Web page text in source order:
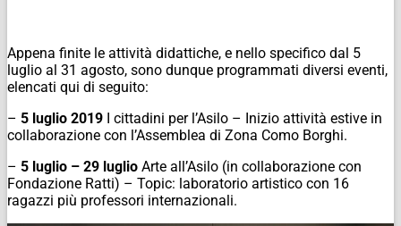
Appena finite le attività didattiche, e nello specifico dal 5
luglio al 31 agosto, sono dunque programmati diversi eventi,
elencati qui di seguito:
– 5 luglio 2019 I cittadini per l’Asilo – Inizio attività estive in
collaborazione con l’Assemblea di Zona Como Borghi.
– 5 luglio – 29 luglio Arte all’Asilo (in collaborazione con
Fondazione Ratti) – Topic: laboratorio artistico con 16
ragazzi più professori internazionali.